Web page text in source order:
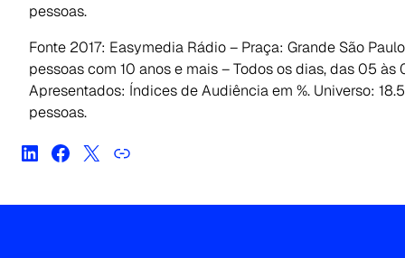
pessoas.
Fonte 2017: Easymedia Rádio – Praça: Grande São
pessoas com 10 anos e mais – Todos os dias, das 05 às
Apresentados: Índices de Audiência em %. Universo:
pessoas.